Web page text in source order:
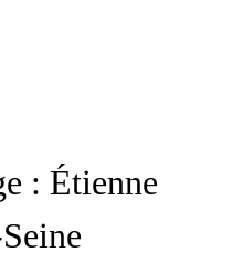
: Étienne